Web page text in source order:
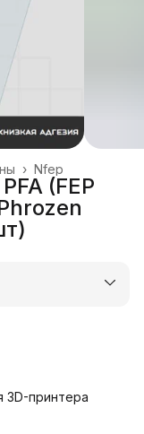
Nfep
›
(FEP
3D-принтера